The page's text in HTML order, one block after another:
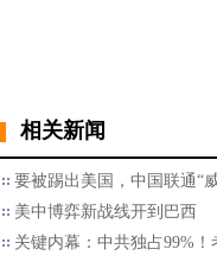
相关新闻
要被踢出美国，中国联通“
美中博弈新战线开到巴西
关键内幕：中共独占99%